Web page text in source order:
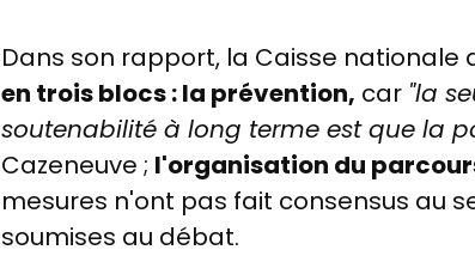
Dans son rapport, la Caisse
en trois blocs : la prévention, car "la
soutenabilité à long terme est que la
Cazeneuve ; l'organisation du
mesures n'ont pas fait consensus au
soumises au débat.